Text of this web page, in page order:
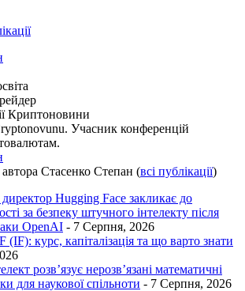
Криптоновини
Учасник конференцій
автора Стасенко Степан (всі публікації)
Hugging Face закликає до
за безпеку штучного інтелекту після
OpenAI - 7 Серпня, 2026
(IF): курс, капіталізація та що варто знати
розв’язує нерозв’язані математичні
для наукової спільноти - 7 Серпня, 2026